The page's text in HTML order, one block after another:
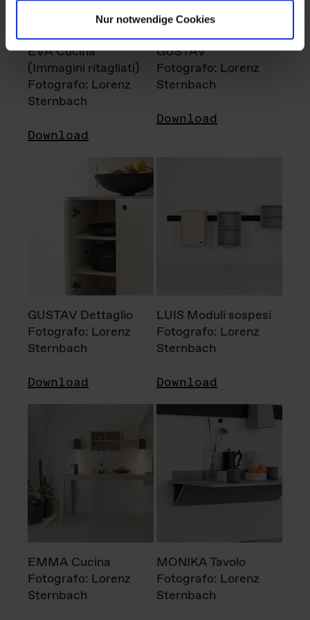
Nur notwendige Cookies
EVA Cucina
(Immagini ritagliati)
Fotografo: Lorenz
Sternbach
Download
GUSTAV
Fotografo: Lorenz
Sternbach
Download
GUSTAV Dettaglio
Fotografo: Lorenz
Sternbach
Download
LUIS Moduli sospesi
Fotografo: Lorenz
Sternbach
Download
EMMA Cucina
Fotografo: Lorenz
Sternbach
MONIKA Tavolo
Fotografo: Lorenz
Sternbach